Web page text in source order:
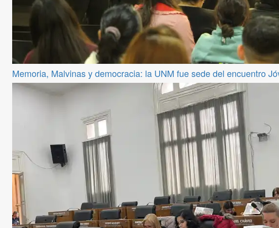
Memoria, Malvinas y democracia: la UNM fue sede del encuentro